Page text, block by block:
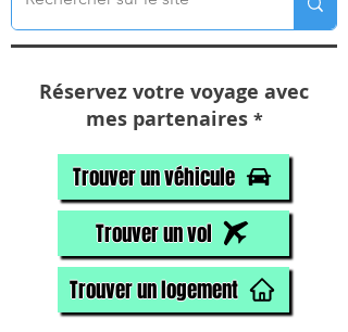
Réservez votre voyage avec
mes partenaires *
Trouver un véhicule
Trouver un vol
Trouver un logement